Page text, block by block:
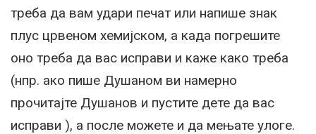
треба да вам удари печат или напише знак
плус црвеном хемијском, а када погрешите
оно треба да вас исправи и каже како треба
(нпр. ако пише Душаном ви намерно
прочитајте Душанов и пустите дете да вас
исправи ), а после можете и да мењате улоге.